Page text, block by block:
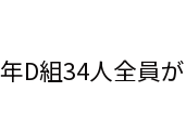
D組34人全員が